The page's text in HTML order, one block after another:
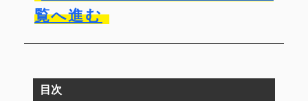
覧へ進む
目次